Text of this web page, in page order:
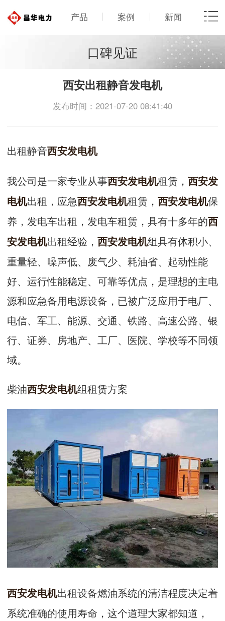
产品 案例 新闻
口碑见证
西安出租静音发电机
发布时间：2021-07-20 08:41:40
出租静音西安发电机
我公司是一家专业从事西安发电机租赁， 西安发
电机出租，应急西安发电机租赁， 西安发电机保
养，发电车出租，发电车租赁，具有十多年的西
安发电机出租经验， 西安发电机组具有体积小、
重量轻、噪声低、废气少、耗油省、起动性能
好、运行性能稳定、可靠等优点，是理想的主电
源和应急备用电源设备，已被广泛应用于电厂、
电信、军工、能源、交通、铁路、高速公路、银
行、证券、房地产、工厂、医院、学校等不同领
域。
柴油西安发电机组租赁方案
西安发电机出租设备燃油系统的清洁程度决定着
系统准确的使用寿命，这个道理大家都知道，